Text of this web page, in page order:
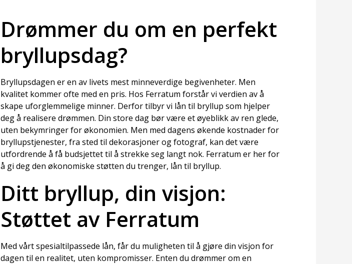
Drømmer du om en perfekt
bryllupsdag?
Bryllupsdagen er en av livets mest minneverdige begivenheter. Men
kvalitet kommer ofte med en pris. Hos Ferratum forstår vi verdien av å
skape uforglemmelige minner. Derfor tilbyr vi lån til bryllup som hjelper
deg å realisere drømmen. Din store dag bør være et øyeblikk av ren glede,
uten bekymringer for økonomien. Men med dagens økende kostnader for
bryllupstjenester, fra sted til dekorasjoner og fotograf, kan det være
utfordrende å få budsjettet til å strekke seg langt nok. Ferratum er her for
å gi deg den økonomiske støtten du trenger, lån til bryllup.
Ditt bryllup, din visjon:
Støttet av Ferratum
Med vårt spesialtilpassede lån, får du muligheten til å gjøre din visjon for
dagen til en realitet, uten kompromisser. Enten du drømmer om en